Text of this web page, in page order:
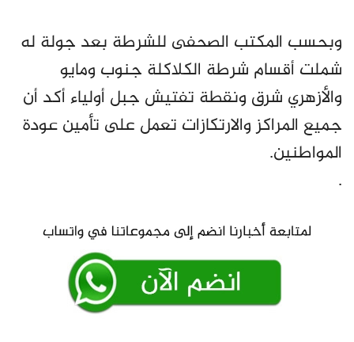
وبحسب المكتب الصحفى للشرطة بعد جولة له
شملت أقسام شرطة الكلاكلة جنوب ومايو
والأزهري شرق ونقطة تفتيش جبل أولياء أكد أن
جميع المراكز والارتكازات تعمل على تأمين عودة
المواطنين.
.